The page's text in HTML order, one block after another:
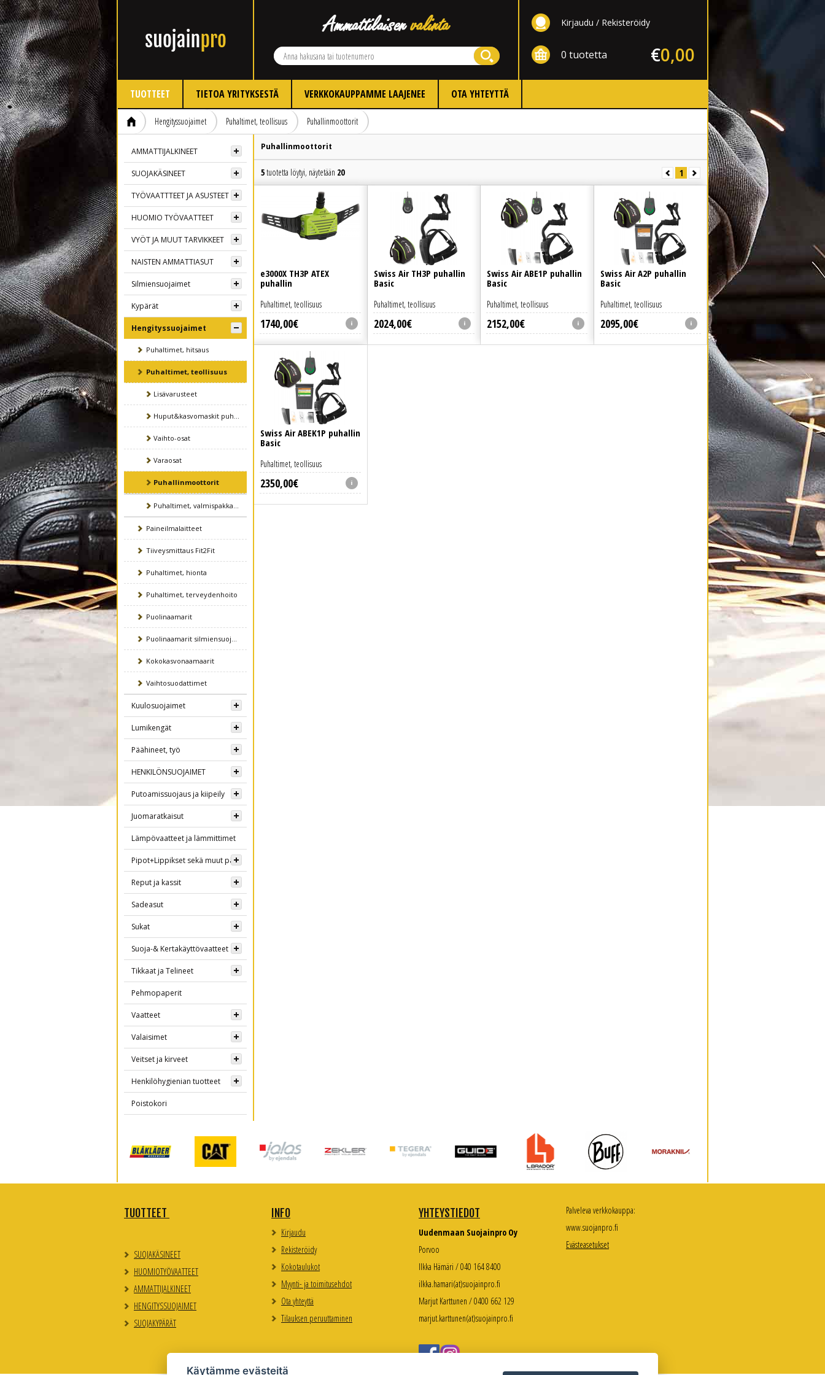
Kirjaudu Rekisteröidy
0 tuotetta 0,00
€
TUOTTEET TIETOA YRITYKSESTÄ VERKKOKAUPPAMME LAAJENEE OTA YHTEYTTÄ
Hengityssuojaimet Puhaltimet, teollisuus Puhallinmoottorit
AMMATTIJALKINEET
SUOJAKÄSINEET
TYÖVAATTTEET JA ASUSTEET
HUOMIO TYÖVAATTEET
VYÖT JA MUUT TARVIKKEET
NAISTEN AMMATTIASUT
Silmiensuojaimet
Kypärät
Hengityssuojaimet
Puhaltimet, hitsaus
Puhaltimet, teollisuus
Lisävarusteet
Huput&kasvomaskit puhaltimille
Vaihto-osat
Varaosat
Puhallinmoottorit
Puhaltimet, valmispakkaukset
Paineilmalaitteet
Tiiveysmittaus Fit2Fit
Puhaltimet, hionta
Puhaltimet, terveydenhoito
Puolinaamarit
Puolinaamarit silmiensuojaimel
Kokokasvonaamaarit
Vaihtosuodattimet
Kuulosuojaimet
Lumikengät
Päähineet, työ
HENKILÖNSUOJAIMET
Putoamissuojaus ja kiipeily
Juomaratkaisut
Lämpövaatteet ja lämmittimet
Pipot+Lippikset sekä muut päähineet
Reput ja kassit
Sadeasut
Sukat
Suoja-& Kertakäyttövaatteet
Tikkaat ja Telineet
Pehmopaperit
Vaatteet
Valaisimet
Veitset ja kirveet
Henkilöhygienian tuotteet
Poistokori
Puhallinmoottorit
5tuotetta löytyi, näytetään 20Edellinen 1
e3000X TH3P ATEX
puhallin
1740,00€
Puhaltimet, teollisuus
Swiss Air TH3P puhallin
Basic
2024,00€
Puhaltimet, teollisuus
Swiss Air ABE1P puhallin
Basic
2152,00€
Puhaltimet, teollisuus
Swiss Air A2P puhallin
Basic
2095,00€
Puhaltimet, teollisuus
Lue lisää
Swiss Air ABEK1P puhallin
Basic
2350,00€
Puhaltimet, teollisuus
TUOTTEET
SUOJAKÄSINEET
HUOMIOTYÖVAATTEET
AMMATTIJALKINEET
HENGITYSSUOJAIMET
SUOJAKYPÄRÄT
INFO
Kirjaudu
Rekisteröidy
Kokotaulukot
Myynti- ja toimitusehdot
Ota yhteyttä
Tilauksen peruuttaminen
YHTEYSTIEDOT
Uudenmaan Suojainpro Oy
Porvoo
Ilkka Hämäri / 040 164 8400
ilkka.hamari(at)suojainpro.fi
Marjut Karttunen / 0400 662 129
marjut.karttunen(at)suojainpro.fi
Palveleva verkkokauppa:
www.suojanpro.fi
Evästeasetukset
Käytämme evästeitä